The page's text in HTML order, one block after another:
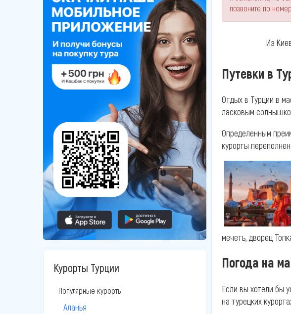
Курорты Турции
Популярные курорты
Аланья
позвоните по
Из
Путевки в
Отдых в Турции в
ласковым
Определенным
курорты
мечеть, дворец
Погода на
Если вы хотели бы
на турецких